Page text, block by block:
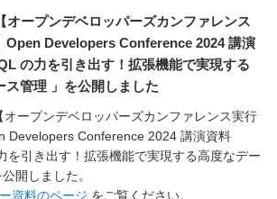
オープンデベロッパーズカンファレンス
Open Developers Conference 2024 講演
の力を引き出す！拡張機能で実現する
ス管理 」を公開しました
ープンデベロッパーズカンファレンス実行
Developers Conference 2024 講演資料
を引き出す！拡張機能で実現する高度なデー
開しました。
資料のページ をご覧ください。